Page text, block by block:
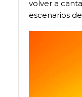
volver a
escenarios